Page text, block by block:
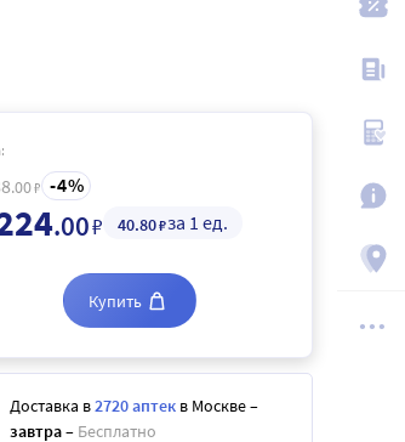
.00₽ 4
.00₽ 40.80₽за 1 ед.
Купить
Доставка в2720 аптек в Москве–
завтра– Бесплатно